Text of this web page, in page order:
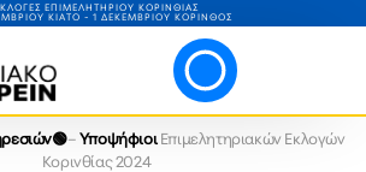
ΕΠΙΜΕΛΗΤΗΡΙΟΥ ΚΟΡΙΝΘΙΑΣ
ΚΙΑΤΟ - 1 ΔΕΚΕΜΒΡΙΟΥ ΚΟΡΙΝΘΟΣ
– ΥποψήφιοιΕπιμελητηριακών Εκλογών
Κορινθίας 2024